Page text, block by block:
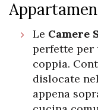
Le Camere
perfette per
coppia.
dislocate
appena